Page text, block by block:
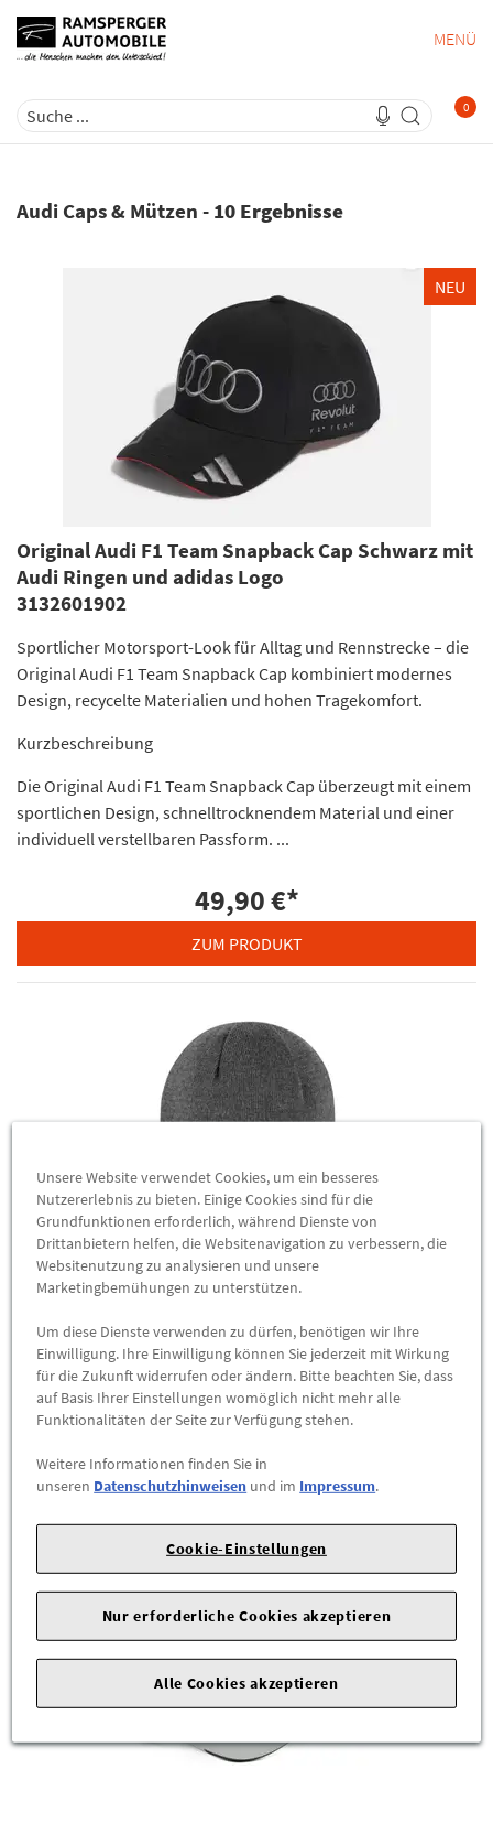
MENÜ
0
Audi Caps & Mützen - 10 Ergebnisse
NEU
Original Audi F1 Team Snapback Cap Schwarz mit
Audi Ringen und adidas Logo
3132601902
Sportlicher Motorsport-Look für Alltag und Rennstrecke – die
Original Audi F1 Team Snapback Cap kombiniert modernes
Design, recycelte Materialien und hohen Tragekomfort.
Kurzbeschreibung
Die Original Audi F1 Team Snapback Cap überzeugt mit einem
sportlichen Design, schnelltrocknendem Material und einer
individuell verstellbaren Passform. ...
49,90 €*
ZUM PRODUKT
Original Audi Wende Strickmütze schwarz grau
3132402100
Vielseitiger Komfort für kalte Tage – die Original Audi Wende-
Strickmütze kombiniert modernes Design mit nachhaltigem
Material und flexiblen Tragemöglichkeiten.
32,90 €
Unsere Website verwendet Cookies, um ein besseres
Nutzererlebnis zu bieten. Einige Cookies sind für die
Grundfunktionen erforderlich, während Dienste von
Drittanbietern helfen, die Websitenavigation zu verbessern, die
Websitenutzung zu analysieren und unsere
Marketingbemühungen zu unterstützen.
Um diese Dienste verwenden zu dürfen, benötigen wir Ihre
Einwilligung. Ihre Einwilligung können Sie jederzeit mit Wirkung
für die Zukunft widerrufen oder ändern. Bitte beachten Sie, dass
auf Basis Ihrer Einstellungen womöglich nicht mehr alle
Funktionalitäten der Seite zur Verfügung stehen.
Weitere Informationen finden Sie in
unseren Datenschutzhinweisen und im Impressum.
Cookie-Einstellungen
Nur erforderliche Cookies akzeptieren
Alle Cookies akzeptieren